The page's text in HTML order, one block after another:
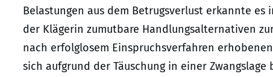
Belastungen aus dem Betrugsverlust erkannte
der Klägerin zumutbare Handlungsalternativen
nach erfolglosem Einspruchsverfahren
sich aufgrund der Täuschung in einer Zwangslage